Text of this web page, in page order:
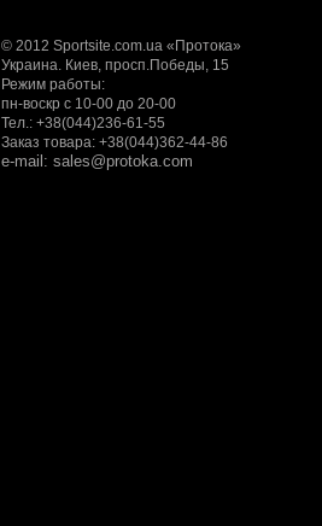
© 2012 Sportsite.com.ua «Протока»
Украина. Киев, просп.Победы, 15
Режим работы:
пн-воскр с 10-00 до 20-00
Тел.: +38(044)236-61-55
Заказ товара: +38(044)362-44-86
e-mail: sales@protoka.com